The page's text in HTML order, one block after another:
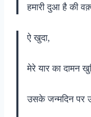
हमारी दुआ है की
ऐ खुदा,
मेरे यार का दामन
उसके जन्मदिन पर